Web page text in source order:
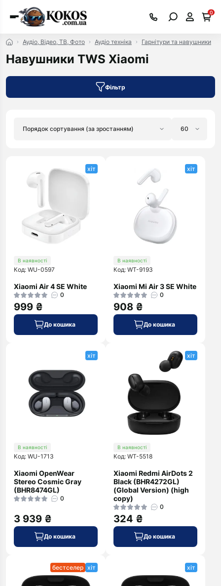
0
Аудіо, Відео, ТВ, Фото Аудіо техніка Гарнiтури та навушники
Навушники TWS Xiaomi
Фільтр
хіт
В наявності
Код: WU-0597
Xiaomi Air 4 SE White
0
999 ₴
До кошика
хіт
В наявності
Код: WT-9193
Xiaomi Mi Air 3 SE White
0
908 ₴
До кошика
хіт
В наявності
Код: WU-1713
Xiaomi OpenWear
Stereo Cosmic Gray
(BHR8474GL)
0
3 939 ₴
До кошика
хіт
В наявності
Код: WT-5518
Xiaomi Redmi AirDots 2
Black (BHR4272GL)
(Global Version) (high
copy)
0
324 ₴
До кошика
бестселер хіт хіт